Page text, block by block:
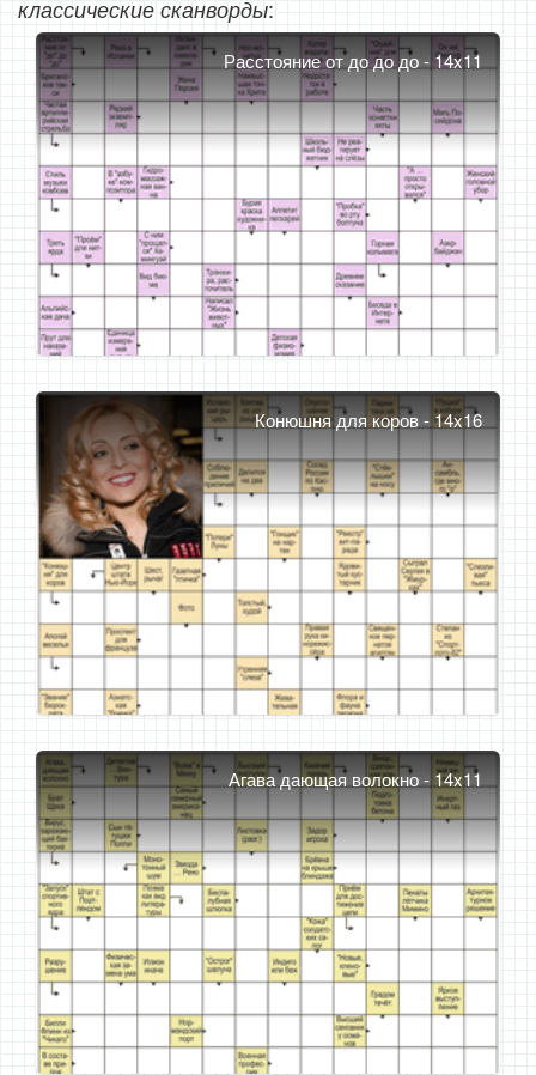
классические сканворды:
Расстояние от до до до - 14x11
Конюшня для коров - 14x16
Агава дающая волокно - 14x11